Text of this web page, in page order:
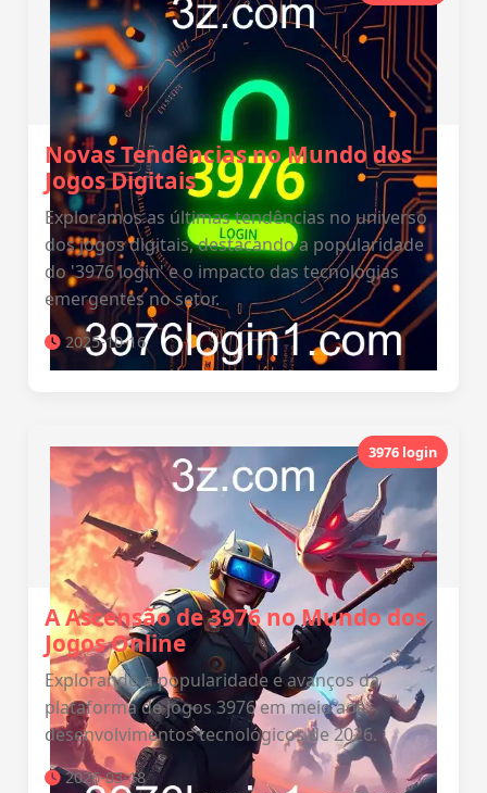
Novas Tendências no Mundo dos
Jogos Digitais
Exploramos as últimas tendências no universo
dos jogos digitais, destacando a popularidade
do '3976 login' e o impacto das tecnologias
emergentes no setor.
2025-10-16
3976 login
A Ascensão de 3976 no Mundo dos
Jogos Online
Explorando a popularidade e avanços da
plataforma de jogos 3976 em meio aos
desenvolvimentos tecnológicos de 2026.
2026-03-18